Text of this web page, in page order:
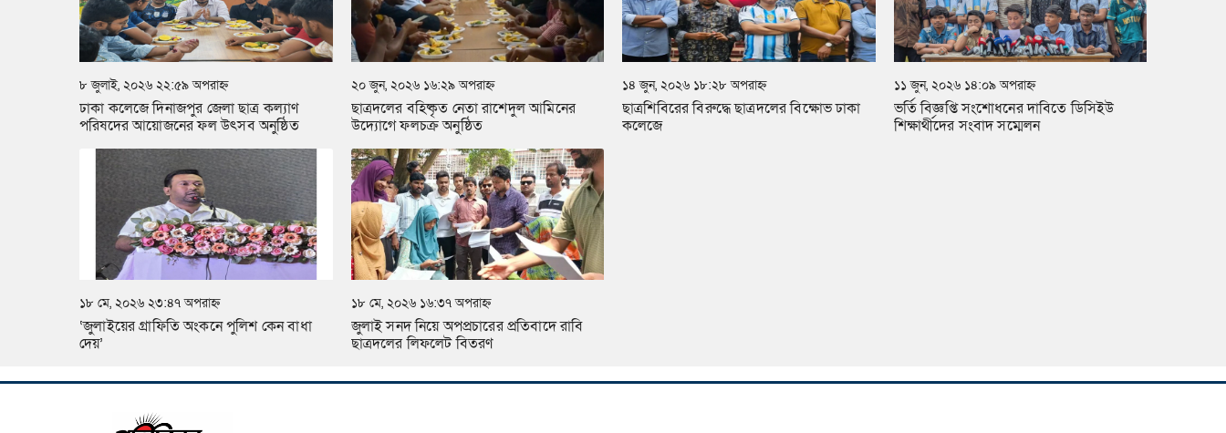
৮ জুলাই, ২০২৬ ২২:৫৯ অপরাহ্ন
ঢাকা কলেজে দিনাজপুর জেলা ছাত্র কল্যাণ
পরিষদের আয়োজনের ফল উৎসব অনুষ্ঠিত
২০ জুন, ২০২৬ ১৬:২৯ অপরাহ্ন
ছাত্রদলের বহিষ্কৃত নেতা রাশেদুল আমিনের
উদ্যোগে ফলচক্র অনুষ্ঠিত
১৪ জুন, ২০২৬ ১৮:২৮ অপরাহ্ন
ছাত্রশিবিরের বিরুদ্ধে ছাত্রদলের বিক্ষোভ ঢাকা
কলেজে
১১ জুন, ২০২৬ ১৪:০৯ অপরাহ্ন
ভর্তি বিজ্ঞপ্তি সংশোধনের দাবিতে ডিসিইউ
শিক্ষার্থীদের সংবাদ সম্মেলন
১৮ মে, ২০২৬ ২৩:৪৭ অপরাহ্ন
‘জুলাইয়ের গ্রাফিতি অংকনে পুলিশ কেন বাধা
দেয়’
১৮ মে, ২০২৬ ১৬:৩৭ অপরাহ্ন
জুলাই সনদ নিয়ে অপপ্রচারের প্রতিবাদে রাবি
ছাত্রদলের লিফলেট বিতরণ